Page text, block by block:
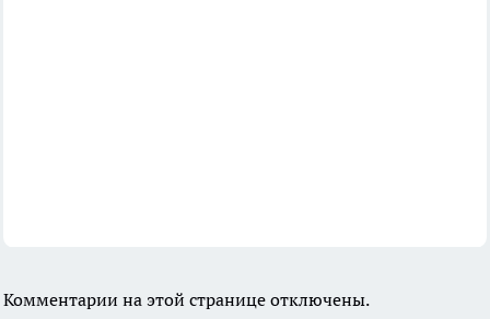
Комментарии на этой странице отключены.